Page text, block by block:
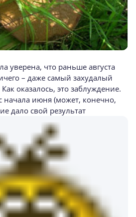
уверена, что раньше августа
– даже самый захудалый
оказалось, это заблуждение.
июня (может, конечно,
дало свой результат